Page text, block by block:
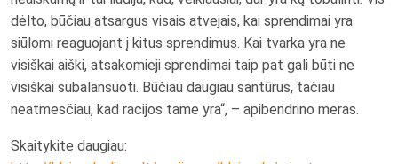
dėlto, būčiau atsargus visais atvejais, kai sprendimai yra
siūlomi reaguojant į kitus sprendimus. Kai tvarka yra ne
visiškai aiški, atsakomieji sprendimai taip pat gali būti ne
visiškai subalansuoti. Būčiau daugiau santūrus, tačiau
neatmesčiau, kad racijos tame yra“, – apibendrino meras.
Skaitykite daugiau: